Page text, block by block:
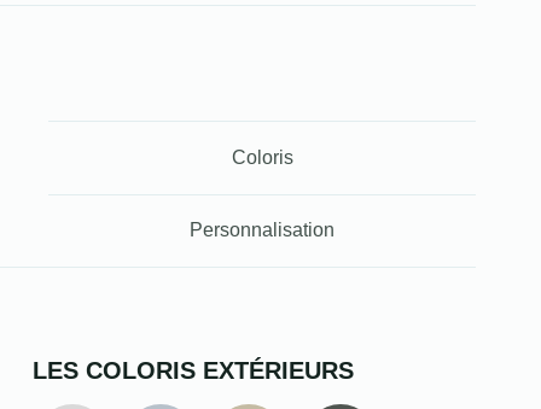
Coloris
Personnalisation
LES COLORIS EXTÉRIEURS